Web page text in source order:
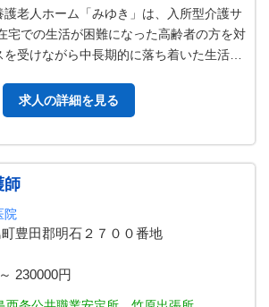
護老人ホーム「みゆき」は、入所型介護サ
宅での生活が困難になった高齢者の方を対
受けながら中長期的に落ち着いた生活を
求人の詳細を見る
師
院
豊田郡明石２７００番地
230000円